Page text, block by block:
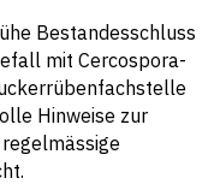
Bestandesschluss
mit Cercospora-
Hinweise zur